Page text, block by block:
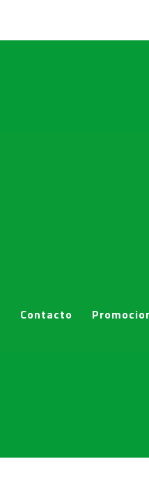
Contacto